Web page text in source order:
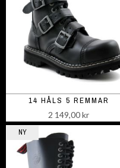
14 HÅLS 5 REMMAR
2 149,00 kr
NY